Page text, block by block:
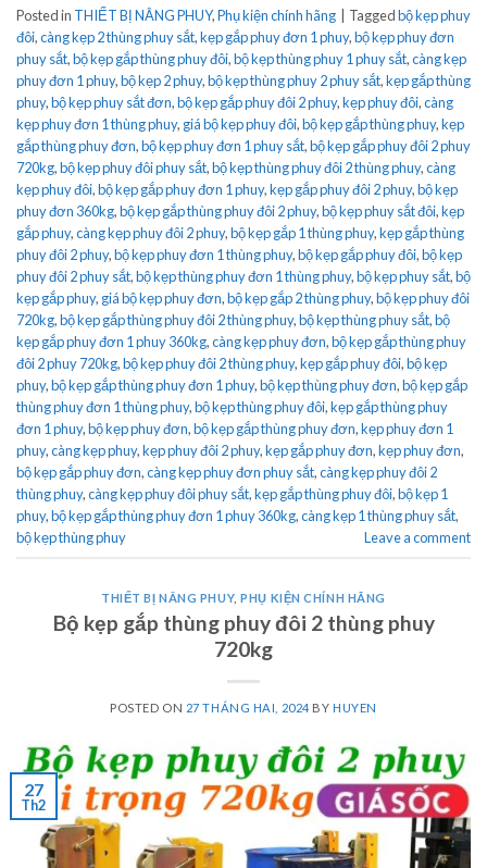
Posted in THIẾT BỊ NÂNG PHUY,Phụ kiện chính hãng Taggedbộ kẹp phuy
đôi,càng kẹp 2 thùng phuy sắt,kẹp gắp phuy đơn 1 phuy,bộ kẹp phuy đơn
phuy sắt,bộ kẹp gắp thùng phuy đôi,bộ kẹp thùng phuy 1 phuy sắt,càng kẹp
phuy đơn 1 phuy,bộ kẹp 2 phuy,bộ kẹp thùng phuy 2 phuy sắt,kẹp gắp thùng
phuy,bộ kẹp phuy sắt đơn,bộ kẹp gắp phuy đôi 2 phuy,kẹp phuy đôi,càng
kẹp phuy đơn 1 thùng phuy, giá bộ kẹp phuy đôi,bộ kẹp gắp thùng phuy,kẹp
gắp thùng phuy đơn,bộ kẹp phuy đơn 1 phuy sắt,bộ kẹp gắp phuy đôi 2 phuy
720kg,bộ kẹp phuy đôi phuy sắt,bộ kẹp thùng phuy đôi 2 thùng phuy,càng
kẹp phuy đôi,bộ kẹp gắp phuy đơn 1 phuy,kẹp gắp phuy đôi 2 phuy,bộ kẹp
phuy đơn 360kg,bộ kẹp gắp thùng phuy đôi 2 phuy,bộ kẹp phuy sắt đôi,kẹp
gắp phuy,càng kẹp phuy đôi 2 phuy,bộ kẹp gắp 1 thùng phuy,kẹp gắp thùng
phuy đôi 2 phuy,bộ kẹp phuy đơn 1 thùng phuy,bộ kẹp gắp phuy đôi,bộ kẹp
phuy đôi 2 phuy sắt,bộ kẹp thùng phuy đơn 1 thùng phuy,bộ kẹp phuy sắt,bộ
kẹp gắp phuy, giá bộ kẹp phuy đơn,bộ kẹp gắp 2 thùng phuy,bộ kẹp phuy đôi
720kg,bộ kẹp gắp thùng phuy đôi 2 thùng phuy,bộ kẹp thùng phuy sắt,bộ
kẹp gắp phuy đơn 1 phuy 360kg,càng kẹp phuy đơn,bộ kẹp gắp thùng phuy
đôi 2 phuy 720kg,bộ kẹp phuy đôi 2 thùng phuy,kẹp gắp phuy đôi,bộ kẹp
phuy,bộ kẹp gắp thùng phuy đơn 1 phuy,bộ kẹp thùng phuy đơn,bộ kẹp gắp
thùng phuy đơn 1 thùng phuy,bộ kẹp thùng phuy đôi,kẹp gắp thùng phuy
đơn 1 phuy,bộ kẹp phuy đơn,bộ kẹp gắp thùng phuy đơn,kẹp phuy đơn 1
phuy,càng kẹp phuy,kẹp phuy đôi 2 phuy,kẹp gắp phuy đơn,kẹp phuy đơn,
bộ kẹp gắp phuy đơn,càng kẹp phuy đơn phuy sắt,càng kẹp phuy đôi 2
thùng phuy,càng kẹp phuy đôi phuy sắt,kẹp gắp thùng phuy đôi,bộ kẹp 1
phuy,bộ kẹp gắp thùng phuy đơn 1 phuy 360kg,càng kẹp 1 thùng phuy sắt,
bộ kẹp thùng phuy
Leave a comment
THIẾT BỊ NÂNG PHUY,PHỤ KIỆN CHÍNH HÃNG
Bộ kẹp gắp thùng phuy đôi 2 thùng phuy
720kg
POSTED ON 27 THÁNG HAI, 2024 BYHUYEN
27
Th2